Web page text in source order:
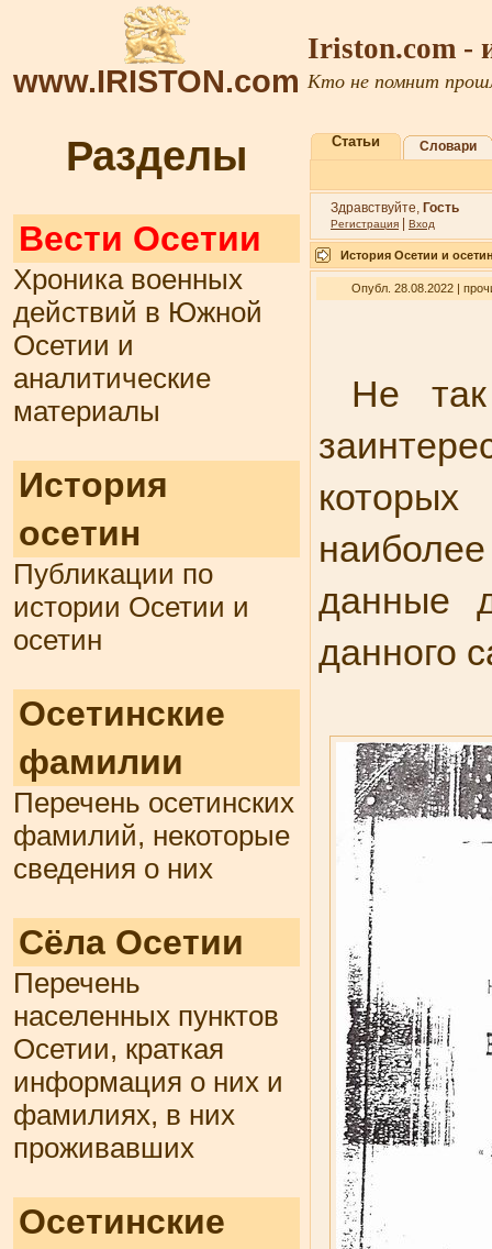
www.IRISTON.com
Iriston.com -
Кто не помнит
Разделы
Вести Осетии
Хроника военных
действий в Южной
Осетии и
аналитические
материалы
История
осетин
Публикации по
истории Осетии и
осетин
Осетинские
фамилии
Перечень осетинских
фамилий, некоторые
сведения о них
Сёла Осетии
Перечень
населенных пунктов
Осетии, краткая
информация о них и
фамилиях, в них
проживавших
Осетинские
Статьи Словари
Здравствуйте, Гость
Регистрация Вход
История Осетии и
Опубл. 28.08.2022 |
Не
данные
данного